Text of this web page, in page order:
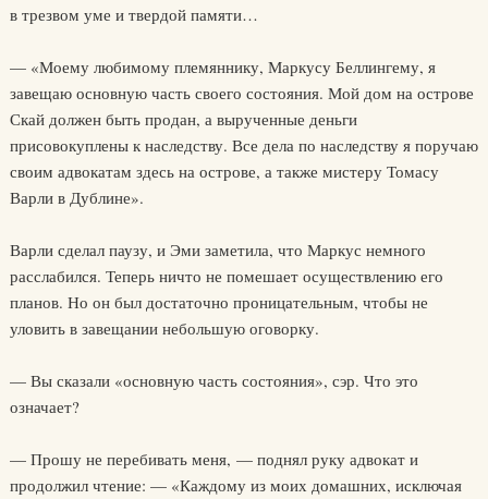
в трезвом уме и твердой памяти…
— «Моему любимому племяннику, Маркусу Беллингему, я
завещаю основную часть своего состояния. Мой дом на острове
Скай должен быть продан, а вырученные деньги
присовокуплены к наследству. Все дела по наследству я поручаю
своим адвокатам здесь на острове, а также мистеру Томасу
Варли в Дублине».
Варли сделал паузу, и Эми заметила, что Маркус немного
расслабился. Теперь ничто не помешает осуществлению его
планов. Но он был достаточно проницательным, чтобы не
уловить в завещании небольшую оговорку.
— Вы сказали «основную часть состояния», сэр. Что это
означает?
— Прошу не перебивать меня, — поднял руку адвокат и
продолжил чтение: — «Каждому из моих домашних, исключая